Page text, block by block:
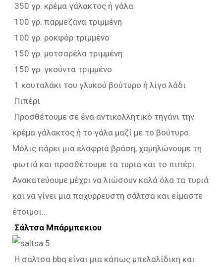
350 γρ. κρέμα γάλακτος ή γάλα
100 γρ. παρμεζάνα τριμμένη
100 γρ. ροκφόρ τριμμένο
150 γρ. μοτσαρέλα τριμμένη
150 γρ. γκούντα τριμμένο
1 κουταλάκι του γλυκού βούτυρο ή λίγο λάδι
Πιπέρι
Προσθέτουμε σε ένα αντικολλητικό τηγάνι την
κρέμα γάλακτος ή το γάλα μαζί με το βούτυρο.
Μόλις πάρει μια ελαφριά βράση, χαμηλώνουμε τη
φωτιά και προσθέτουμε τα τυριά και το πιπέρι.
Ανακατεύουμε μέχρι να λιώσουν καλά όλα τα τυριά
και να γίνει μια παχύρρευστη σάλτσα και είμαστε
έτοιμοι…
Σάλτσα Μπάρμπεκιου
Η σάλτσα bbq είναι μια κάπως μπελαλίδικη και